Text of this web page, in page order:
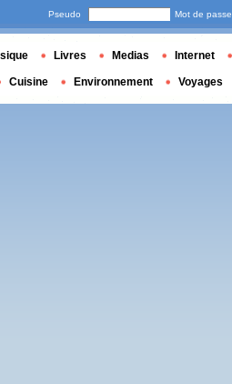
Pseudo Mot de passe
Livres Medias Internet
Cuisine Environnement Voyages